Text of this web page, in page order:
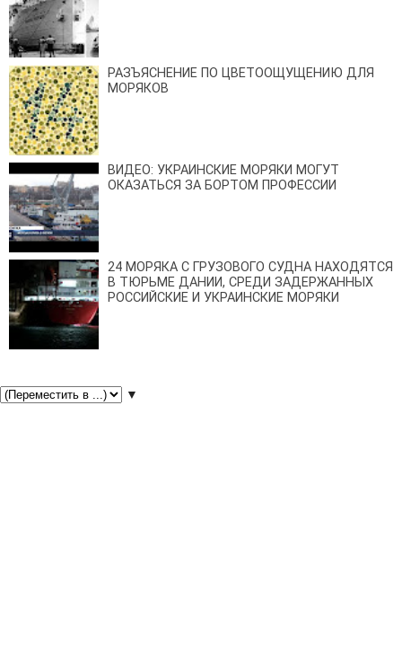
РАЗЪЯСНЕНИЕ ПО ЦВЕТООЩУЩЕНИЮ ДЛЯ
МОРЯКОВ
ВИДЕО: УКРАИНСКИЕ МОРЯКИ МОГУТ
ОКАЗАТЬСЯ ЗА БОРТОМ ПРОФЕССИИ
24 МОРЯКА С ГРУЗОВОГО СУДНА НАХОДЯТСЯ
В ТЮРЬМЕ ДАНИИ, СРЕДИ ЗАДЕРЖАННЫХ
РОССИЙСКИЕ И УКРАИНСКИЕ МОРЯКИ
▼